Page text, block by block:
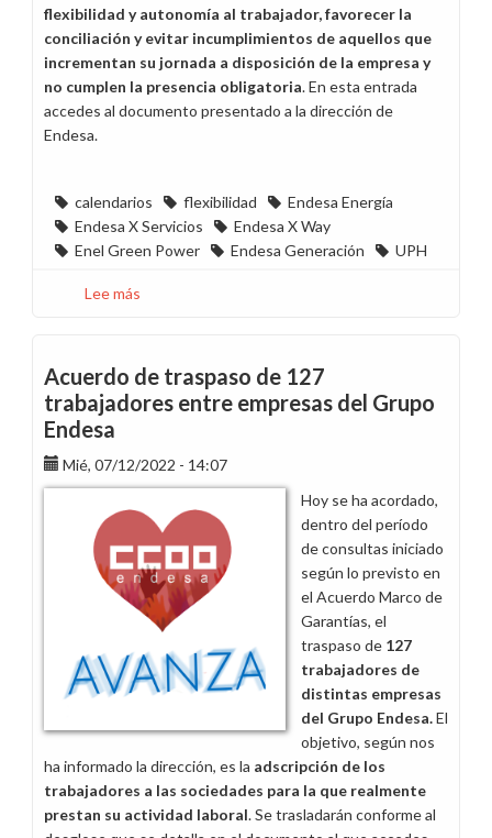
flexibilidad y autonomía al trabajador, favorecer la
conciliación y evitar incumplimientos de aquellos que
incrementan su jornada a disposición de la empresa y
no cumplen la presencia obligatoria. En esta entrada
accedes al documento presentado a la dirección de
Endesa.
calendarios flexibilidad
Endesa Energía
Endesa X Servicios
Endesa X Way
Enel Green Power
Endesa Generación UPH
Lee más
de
los
calendarios
2023
se
realiza
sin
ninguna
de
las
mejoras
solicitadas
por
plantilla
Acuerdo de traspaso de 127
trabajadores entre empresas del Grupo
Endesa
Mié, 07/12/2022 - 14:07
Hoy se ha acordado,
dentro del período
de consultas iniciado
según lo previsto en
el Acuerdo Marco de
Garantías, el
traspaso de 127
trabajadores de
distintas empresas
del Grupo Endesa.El
objetivo, según nos
ha informado la dirección, es la adscripción de los
trabajadores a las sociedades para la que realmente
prestan su actividad laboral. Se trasladarán conforme al